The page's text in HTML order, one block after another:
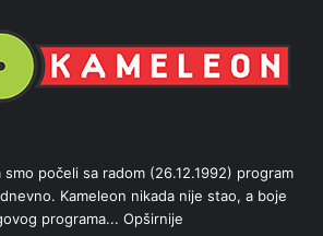
počeli sa radom (26.12.1992) program
Kameleon nikada nije stao, a boje
programa... Opširnije